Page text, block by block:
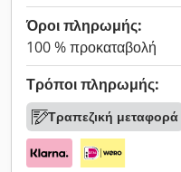
Όροι πληρωμής:
100 % προκαταβολή
Τρόποι πληρωμής:
Τραπεζική μεταφορά